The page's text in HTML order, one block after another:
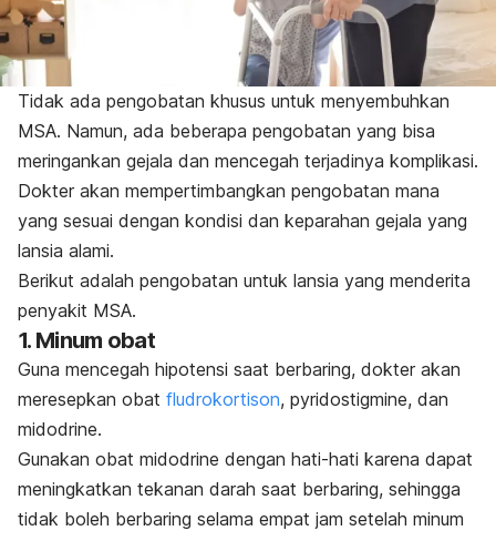
Tidak ada pengobatan khusus untuk menyembuhkan
MSA. Namun, ada beberapa pengobatan yang bisa
meringankan gejala dan mencegah terjadinya komplikasi.
Dokter akan mempertimbangkan pengobatan mana
yang sesuai dengan kondisi dan keparahan gejala yang
lansia alami.
Berikut adalah pengobatan untuk lansia yang menderita
penyakit MSA.
1. Minum obat
Guna mencegah hipotensi saat berbaring, dokter akan
meresepkan obat fludrokortison, pyridostigmine, dan
midodrine.
Gunakan obat midodrine dengan hati-hati karena dapat
meningkatkan tekanan darah saat berbaring, sehingga
tidak boleh berbaring selama empat jam setelah minum